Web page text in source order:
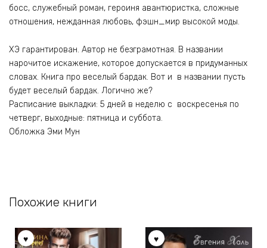
босс, служебный роман, героиня авантюристка, сложные
отношения, нежданная любовь, фэшн_мир высокой моды.
ХЭ гарантирован. Автор не безграмотная. В названии
нарочитое искажение, которое допускается в придуманных
словах. Книга про веселый бардак. Вот и в названии пусть
будет веселый бардак. Логично же?
Расписание выкладки: 5 дней в неделю с воскресенья по
четверг, выходные: пятница и суббота.
Обложка Эми Мун
Похожие книги